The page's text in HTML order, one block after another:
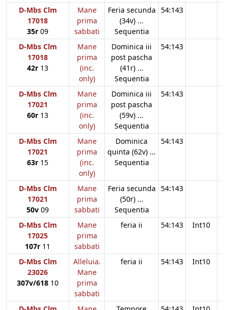
D-Mbs Clm
17018
35r 09
Mane
prima
sabbati
Feria secunda
(34v) ...
Sequentia
54:143
D-Mbs Clm
17018
42r 13
Mane
prima
(inc.
only)
Dominica iii
post pascha
(41r) ...
Sequentia
54:143
D-Mbs Clm
17021
60r 13
Mane
prima
(inc.
only)
Dominica iii
post pascha
(59v) ...
Sequentia
54:143
D-Mbs Clm
17021
63r 15
Mane
prima
(inc.
only)
Dominica
quinta (62v) ...
Sequentia
54:143
D-Mbs Clm
17021
50v 09
Mane
prima
sabbati
Feria secunda
(50r) ...
Sequentia
54:143
D-Mbs Clm
17025
107r 11
Mane
prima
sabbati
feria ii 54:143 Int10
D-Mbs Clm
23026
307v/618 10
Alleluia.
Mane
prima
sabbati
feria ii 54:143 Int10